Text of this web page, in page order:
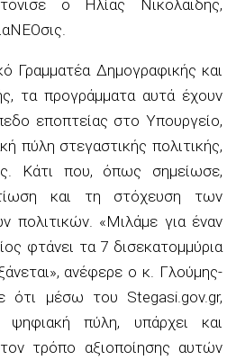
ο Ηλίας Νικολαϊδης,
Γραμματέα Δημογραφικής και
τα προγράμματα αυτά έχουν
εποπτείας στο Υπουργείο,
πύλη στεγαστικής πολιτικής,
Κάτι που, όπως σημείωσε,
και τη στόχευση των
πολιτικών. «Μιλάμε για έναν
φτάνει τα 7 δισεκατομμύρια
ανέφερε ο κ. Γλούμης-
ότι μέσω του Stegasi.gov.gr,
πύλη, υπάρχει και
τρόπο αξιοποίησης αυτών